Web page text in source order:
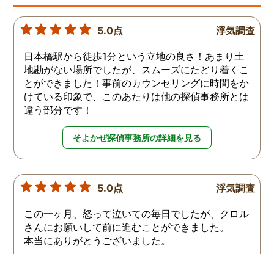
5.0点 浮気調査
日本橋駅から徒歩1分という立地の良さ！あまり土
地勘がない場所でしたが、スムーズにたどり着くこ
とができました！事前のカウンセリングに時間をか
けている印象で、このあたりは他の探偵事務所とは
違う部分です！
そよかぜ探偵事務所の詳細を見る
5.0点 浮気調査
この一ヶ月、怒って泣いての毎日でしたが、クロル
さんにお願いして前に進むことができました。
本当にありがとうございました。